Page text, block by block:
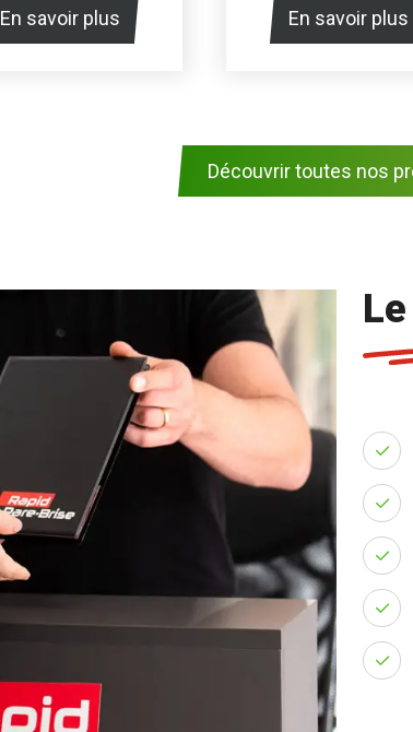
En savoir plus En savoir plus
Découvrir toutes nos